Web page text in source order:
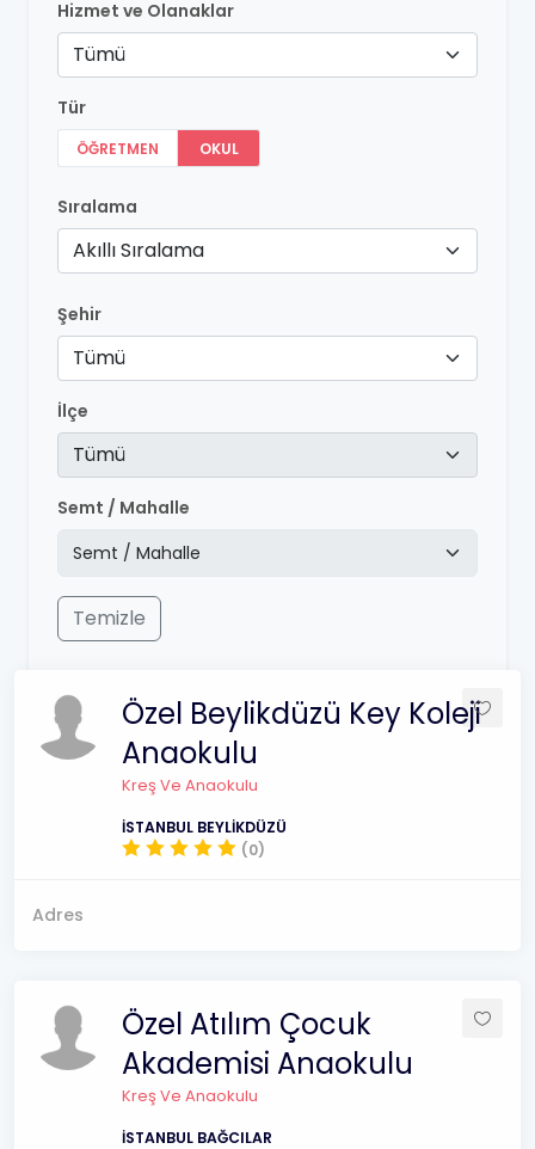
Hizmet ve Olanaklar
Tümü
Tür
ÖĞRETMEN OKUL
Sıralama
Akıllı Sıralama
Şehir
Tümü
İlçe
Tümü
Semt / Mahalle
Temizle
Özel Beylikdüzü Key Koleji
Anaokulu
Kreş Ve Anaokulu
İSTANBUL BEYLİKDÜZÜ
(0)
Adres
Özel Atılım Çocuk
Akademisi Anaokulu
Kreş Ve Anaokulu
İSTANBUL BAĞCILAR